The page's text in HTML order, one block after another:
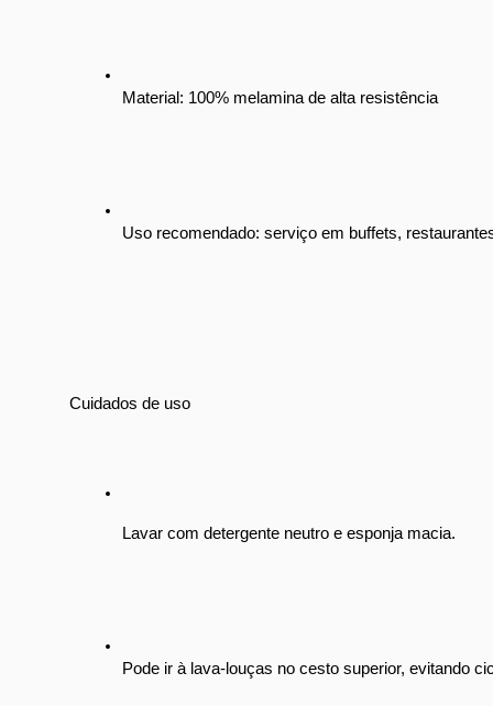
Material: 100% melamina de alta resistência
Uso recomendado: serviço em buffets,
Cuidados de uso
Lavar com detergente neutro e esponja macia.
Pode ir à lava-louças no cesto superior, evitando